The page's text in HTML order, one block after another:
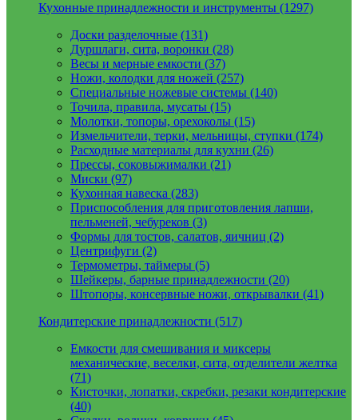
Кухонные принадлежности и инструменты (1297)
Доски разделочные (131)
Дуршлаги, сита, воронки (28)
Весы и мерные емкости (37)
Ножи, колодки для ножей (257)
Специальные ножевые системы (140)
Точила, правила, мусаты (15)
Молотки, топоры, орехоколы (15)
Измельчители, терки, мельницы, ступки (174)
Расходные материалы для кухни (26)
Прессы, соковыжималки (21)
Миски (97)
Кухонная навеска (283)
Приспособления для приготовления лапши,
пельменей, чебуреков (3)
Формы для тостов, салатов, яичниц (2)
Центрифуги (2)
Термометры, таймеры (5)
Шейкеры, барные принадлежности (20)
Штопоры, консервные ножи, открывалки (41)
Кондитерские принадлежности (517)
Емкости для смешивания и миксеры
механические, веселки, сита, отделители желтка
(71)
Кисточки, лопатки, скребки, резаки кондитерские
(40)